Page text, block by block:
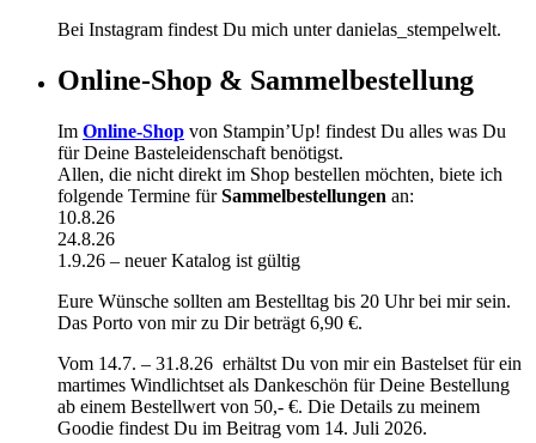
Bei Instagram findest Du mich unter danielas_stempelwelt.
Online-Shop & Sammelbestellung
Im Online-Shop von Stampin’Up! findest Du alles was Du
für Deine Basteleidenschaft benötigst.
Allen, die nicht direkt im Shop bestellen möchten, biete ich
folgende Termine fürSammelbestellungen an:
10.8.26
24.8.26
1.9.26 – neuer Katalog ist gültig
Eure Wünsche sollten am Bestelltag bis 20 Uhr bei mir sein.
Das Porto von mir zu Dir beträgt 6,90 €.
Vom 14.7. – 31.8.26 erhältst Du von mir ein Bastelset für ein
martimes Windlichtset als Dankeschön für Deine Bestellung
ab einem Bestellwert von 50,- €. Die Details zu meinem
Goodie findest Du im Beitrag vom 14. Juli 2026.